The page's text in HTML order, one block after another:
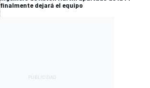
finalmente dejará el equipo